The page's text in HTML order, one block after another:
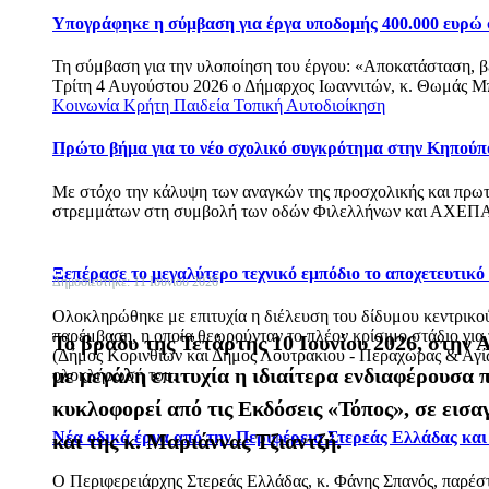
Υπογράφηκε η σύμβαση για έργα υποδομής 400.000
Τη σύμβαση για την υλοποίηση του έργου:
Τρίτη 4 Αυγούστου 2026 ο Δήμαρχος Ιωαννιτών, κ. Θωμάς
Κοινωνία Κρήτη Παιδεία Τοπική Αυτοδιοίκηση
Πρώτο βήμα για το νέο σχολικό συγκρότημα στην
Με στόχο την κάλυψη των αναγκών της προσχολικής και
στρεμμάτων στη συμβολή των οδών Φιλελλήνων και
Ξεπέρασε το μεγαλύτερο τεχνικό εμπόδιο το
Ολοκληρώθηκε με επιτυχία η διέλευση του δίδυμου
παρέμβαση, η οποία θεωρούνταν το πλέον κρίσιμο στάδιο
(Δήμος Κορινθίων και Δήμος Λουτρακίου - Περαχώρας &
ολοκλήρωσή του.
Νέα οδικά έργα από την Περιφέρεια Στερεάς Ελλάδας
Ο Περιφερειάρχης Στερεάς Ελλάδας, κ. Φάνης Σπανός,
Δημοσιεύτηκε: 11 Ιουνίου 2026
Το βράδυ της Τετάρτης 10 Ιουνίου 2026,
με μεγάλη επιτυχία η ιδιαίτερα
κυκλοφορεί από τις Εκδόσεις «Τόπος», σε
και της κ. Μαριάννας Τζιαντζή.